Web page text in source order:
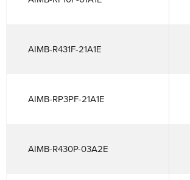
AIMB-R431F-21A1E
AIMB-RP3PF-21A1E
AIMB-R430P-03A2E